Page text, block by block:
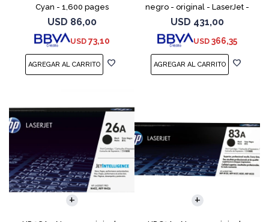
Cyan - 1,600 pages
USD 86,00
USD 73,10
negro - original - LaserJet -
cartucho de tóner (CF226X) -
para LaserJet Pro M402, MFP
M426
USD 431,00
USD 366,35